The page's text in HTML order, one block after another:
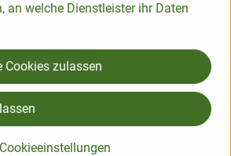
an welche Dienstleister ihr Daten
Cookieeinstellungen
Cookies zulassen